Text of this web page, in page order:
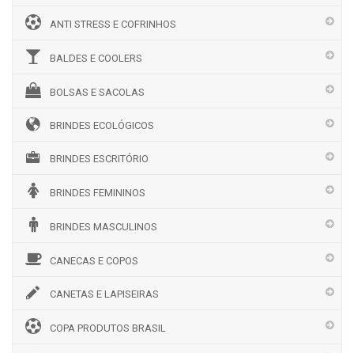
ANTI STRESS E COFRINHOS
BALDES E COOLERS
BOLSAS E SACOLAS
BRINDES ECOLÓGICOS
BRINDES ESCRITÓRIO
BRINDES FEMININOS
BRINDES MASCULINOS
CANECAS E COPOS
CANETAS E LAPISEIRAS
COPA PRODUTOS BRASIL